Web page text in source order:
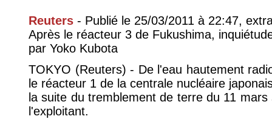
Reuters - Publié le 25/03/2011 à 22:47,
Après le réacteur 3 de Fukushima,
par Yoko Kubota
TOKYO (Reuters) - De l'eau hautement
le réacteur 1 de la centrale nucléaire
la suite du tremblement de terre du 11
l'exploitant.